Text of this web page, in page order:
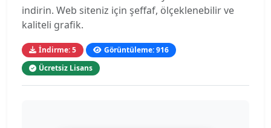
indirin. Web siteniz için şeffaf, ölçeklenebilir ve
kaliteli grafik.
İndirme: 5
Görüntüleme: 916
Ücretsiz Lisans